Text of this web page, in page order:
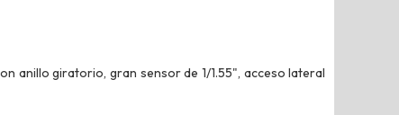
anillo giratorio, gran sensor de 1/1.55", acceso lateral